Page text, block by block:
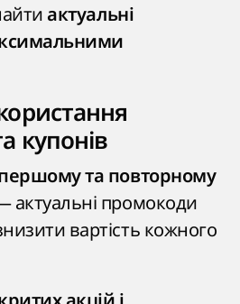
актуальні
купонів
та повторному
актуальні промокоди
вартість кожного